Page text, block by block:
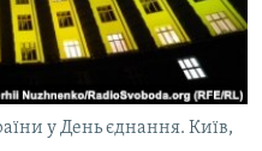
у День єднання. Київ,